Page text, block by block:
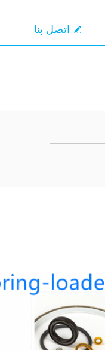
اتصل بنا